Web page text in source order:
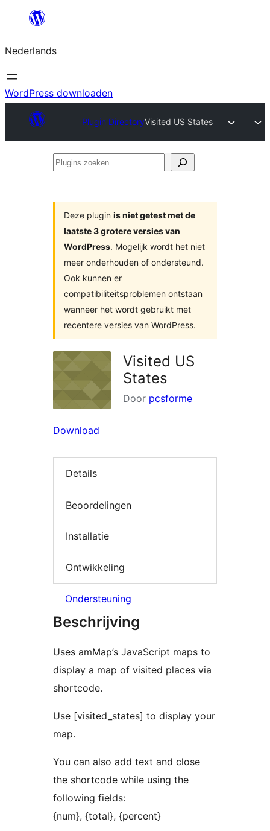
de
inhoud
Nederlands
WordPress downloaden
Plugin DirectoryVisited US States
Plugins
Deze plugin is niet getest met de
laatste 3 grotere versies van
WordPress. Mogelijk wordt het niet
meer onderhouden of ondersteund.
Ook kunnen er
compatibiliteitsproblemen ontstaan
wanneer het wordt gebruikt met
recentere versies van WordPress.
Visited US
States
Door pcsforme
Download
Details
Beoordelingen
Installatie
Ontwikkeling
Ondersteuning
Beschrijving
Uses amMap’s JavaScript maps to
display a map of visited places via
shortcode.
Use [visited_states] to display your
map.
You can also add text and close
the shortcode while using the
following fields:
{num}, {total}, {percent}